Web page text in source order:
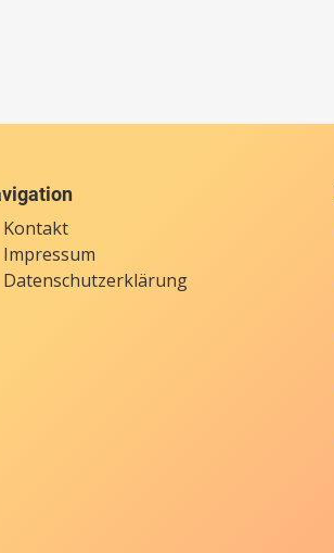
Kontakt
Impressum
Datenschutzerklärung